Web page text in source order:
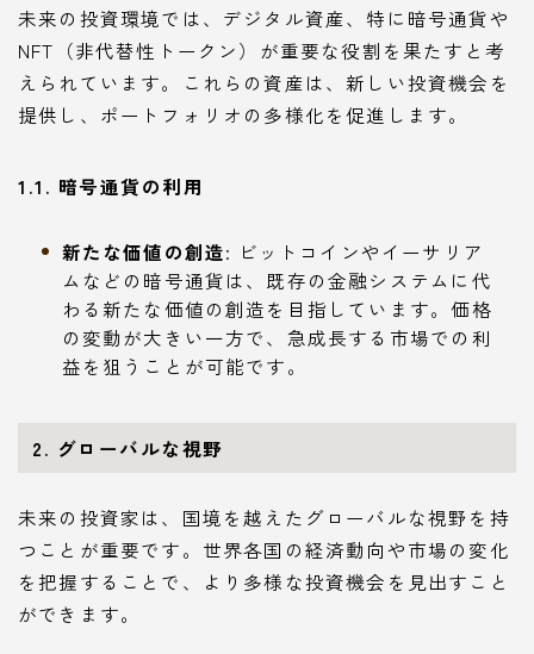
未来の投資環境では、デジタル資産、特に暗号通貨や
NFT（非代替性トークン）が重要な役割を果たすと考
えられています。これらの資産は、新しい投資機会を
提供し、ポートフォリオの多様化を促進します。
1.1. 暗号通貨の利用
新たな価値の創造: ビットコインやイーサリア
ムなどの暗号通貨は、既存の金融システムに代
わる新たな価値の創造を目指しています。価格
の変動が大きい一方で、急成長する市場での利
益を狙うことが可能です。
2. グローバルな視野
未来の投資家は、国境を越えたグローバルな視野を持
つことが重要です。世界各国の経済動向や市場の変化
を把握することで、より多様な投資機会を見出すこと
ができます。